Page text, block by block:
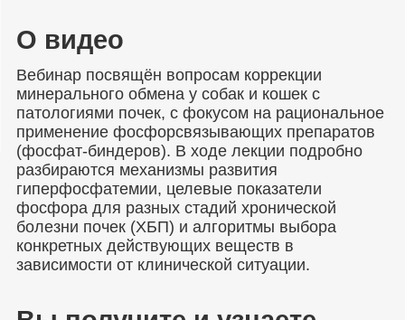
О видео
Вебинар посвящён вопросам коррекции
минерального обмена у собак и кошек с
патологиями почек, с фокусом на рациональное
применение фосфорсвязывающих препаратов
(фосфат-биндеров). В ходе лекции подробно
разбираются механизмы развития
гиперфосфатемии, целевые показатели
фосфора для разных стадий хронической
болезни почек (ХБП) и алгоритмы выбора
конкретных действующих веществ в
зависимости от клинической ситуации.